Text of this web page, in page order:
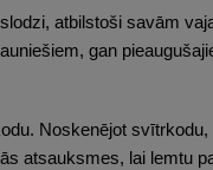
atbilstoši savām
gan
Noskenējot
atsauksmes, lai lemtu